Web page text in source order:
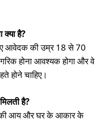
है?
आवेदक की उम्र 18 से 70
होना आवश्यक होगा और वे
होने चाहिए।
है?
की आय और घर के आकार के